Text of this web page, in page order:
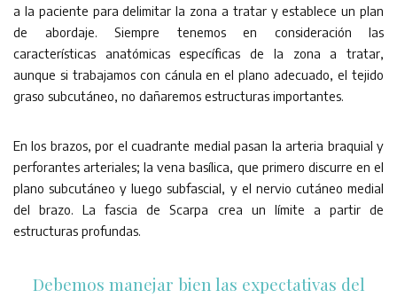
a la paciente para delimitar la zona a tratar y establece un plan
de abordaje. Siempre tenemos en consideración las
características anatómicas específicas de la zona a tratar,
aunque si trabajamos con cánula en el plano adecuado, el tejido
graso subcutáneo, no dañaremos estructuras importantes.
En los brazos, por el cuadrante medial pasan la arteria braquial y
perforantes arteriales; la vena basílica, que primero discurre en el
plano subcutáneo y luego subfascial, y el nervio cutáneo medial
del brazo. La fascia de Scarpa crea un límite a partir de
estructuras profundas.
Debemos manejar bien las expectativas del